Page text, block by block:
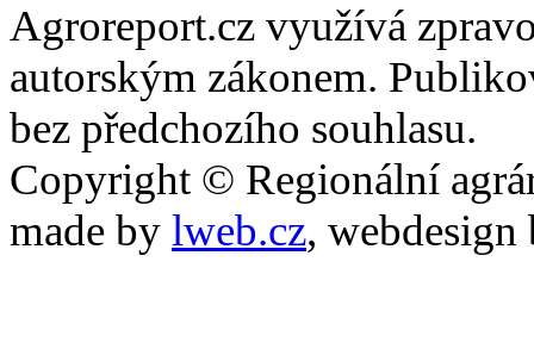
Agroreport.cz využívá
autorským zákonem.
bez předchozího souhlasu.
Copyright © Regionální
made by lweb.cz,